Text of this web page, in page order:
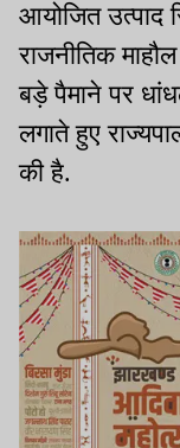
आयोजित उत्पाद
राजनीतिक
बड़े पैमाने पर
लगाते हुए
की है.